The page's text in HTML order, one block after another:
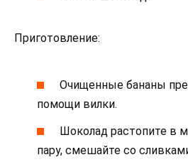
Приготовление:
Очищенные бананы
помощи вилки.
Шоколад растопите в
пару, смешайте со